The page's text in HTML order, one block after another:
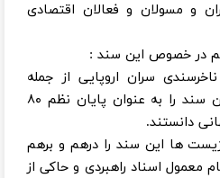
و مسولان و فعالان اقتصادی
در خصوص این سند :
سران اروپایی از جمله
آلمان ، ایتالیا و دانمارک این سند را به عنوان پایان نظم ۸۰
دانستند.
ها این سند را درهم و برهم
معمول اسناد راهبردی و حاکی از